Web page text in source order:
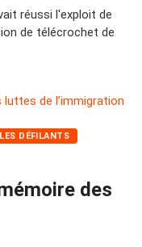
réussi l'exploit de
de télécrochet de
DÉFILANTS
des